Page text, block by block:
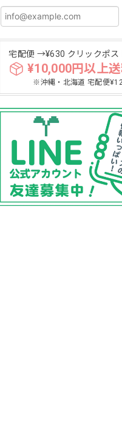
宅配便 →¥630 クリックポ
¥10,000円以上
※沖縄・北海道 宅配便